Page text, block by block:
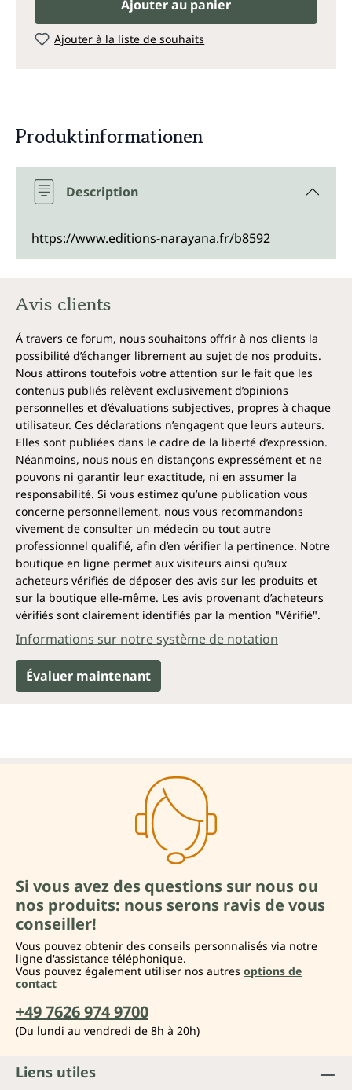
Ajouter au panier
Ajouter à la liste de souhaits
Produktinformationen
Description
https://www.editions-narayana.fr/b8592
Avis clients
Á travers ce forum, nous souhaitons offrir à nos clients la
possibilité d’échanger librement au sujet de nos produits.
Nous attirons toutefois votre attention sur le fait que les
contenus publiés relèvent exclusivement d’opinions
personnelles et d’évaluations subjectives, propres à chaque
utilisateur. Ces déclarations n’engagent que leurs auteurs.
Elles sont publiées dans le cadre de la liberté d’expression.
Néanmoins, nous nous en distançons expressément et ne
pouvons ni garantir leur exactitude, ni en assumer la
responsabilité. Si vous estimez qu’une publication vous
concerne personnellement, nous vous recommandons
vivement de consulter un médecin ou tout autre
professionnel qualifié, afin d’en vérifier la pertinence. Notre
boutique en ligne permet aux visiteurs ainsi qu’aux
acheteurs vérifiés de déposer des avis sur les produits et
sur la boutique elle-même. Les avis provenant d’acheteurs
vérifiés sont clairement identifiés par la mention "Vérifié".
Informations sur notre système de notation
Évaluer maintenant
Si vous avez des questions sur nous ou
nos produits: nous serons ravis de vous
conseiller!
Vous pouvez obtenir des conseils personnalisés via notre
ligne d'assistance téléphonique.
Vous pouvez également utiliser nos autres options de
contact
+49 7626 974 9700
(Du lundi au vendredi de 8h à 20h)
Liens utiles